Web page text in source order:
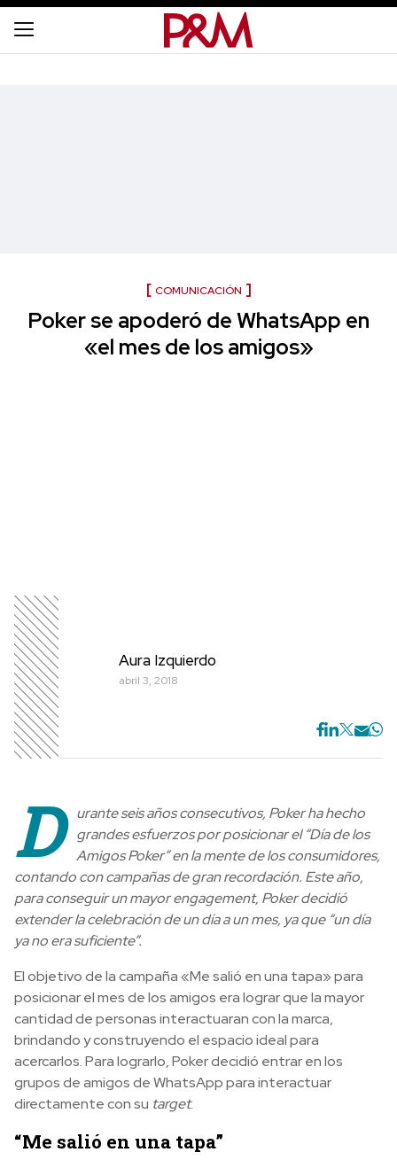
COMUNICACIÓN
Poker se apoderó de WhatsApp en
«el mes de los amigos»
Aura Izquierdo
abril 3, 2018
D
urante seis años consecutivos, Poker ha hecho
grandes esfuerzos por posicionar el “Día de los
Amigos Poker” en la mente de los consumidores,
contando con campañas de gran recordación. Este año,
para conseguir un mayor engagement, Poker decidió
extender la celebración de un día a un mes, ya que “un día
ya no era suficiente”.
El objetivo de la campaña «Me salió en una tapa» para
posicionar el mes de los amigos era lograr que la mayor
cantidad de personas interactuaran con la marca,
brindando y construyendo el espacio ideal para
acercarlos. Para lograrlo, Poker decidió entrar en los
grupos de amigos de WhatsApp para interactuar
directamente con su target.
“Me salió en una tapa”